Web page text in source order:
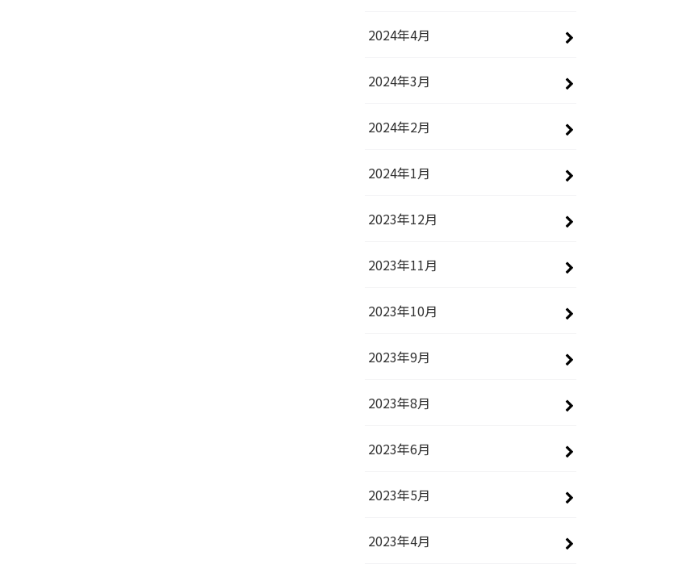
2024年4月
2024年3月
2024年2月
2024年1月
2023年12月
2023年11月
2023年10月
2023年9月
2023年8月
2023年6月
2023年5月
2023年4月